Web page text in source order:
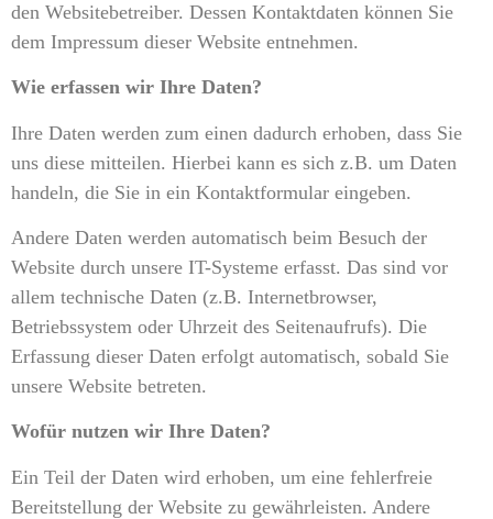
den Websitebetreiber. Dessen Kontaktdaten können Sie
dem Impressum dieser Website entnehmen.
Wie erfassen wir Ihre Daten?
Ihre Daten werden zum einen dadurch erhoben, dass Sie
uns diese mitteilen. Hierbei kann es sich z.B. um Daten
handeln, die Sie in ein Kontaktformular eingeben.
Andere Daten werden automatisch beim Besuch der
Website durch unsere IT-Systeme erfasst. Das sind vor
allem technische Daten (z.B. Internetbrowser,
Betriebssystem oder Uhrzeit des Seitenaufrufs). Die
Erfassung dieser Daten erfolgt automatisch, sobald Sie
unsere Website betreten.
Wofür nutzen wir Ihre Daten?
Ein Teil der Daten wird erhoben, um eine fehlerfreie
Bereitstellung der Website zu gewährleisten. Andere